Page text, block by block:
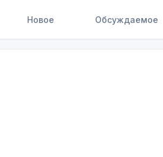
Новое Обсуждаемое